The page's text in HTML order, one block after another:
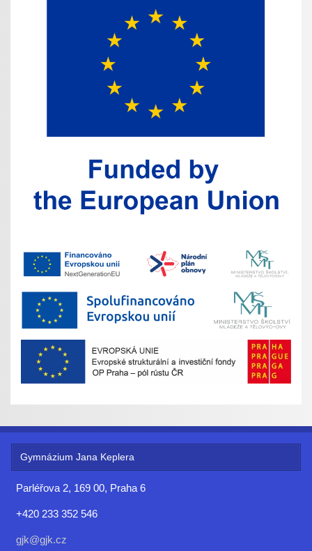
Gymnázium Jana Keplera
Parléřova 2, 169 00, Praha 6
+420 233 352 546
gjk@gjk.cz